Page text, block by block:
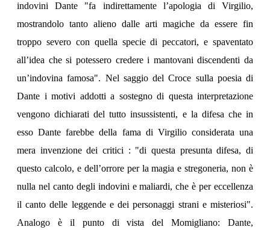
indovini Dante "fa indirettamente l’apologia di Virgilio,
mostrandolo tanto alieno dalle arti magiche da essere fin
troppo severo con quella specie di peccatori, e spaventato
all’idea che si potessero credere i mantovani discendenti da
un’indovina famosa". Nel saggio del Croce sulla poesia di
Dante i motivi addotti a sostegno di questa interpretazione
vengono dichiarati del tutto insussistenti, e la difesa che in
esso Dante farebbe della fama di Virgilio considerata una
mera invenzione dei critici : "di questa presunta difesa, di
questo calcolo, e dell’orrore per la magia e stregoneria, non è
nulla nel canto degli indovini e maliardi, che è per eccellenza
il canto delle leggende e dei personaggi strani e misteriosi".
Analogo è il punto di vista del Momigliano: Dante,